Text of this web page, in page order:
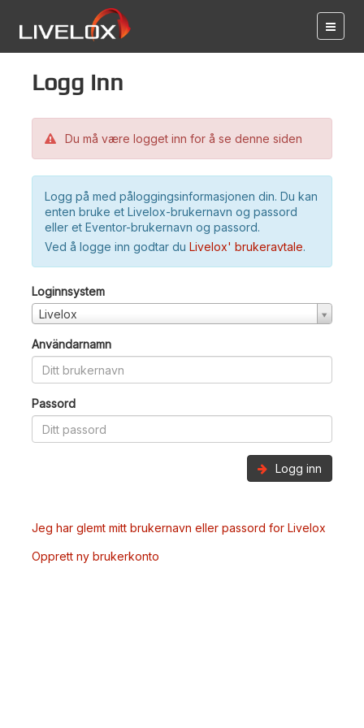
Logg inn
Du må være logget inn for å se denne siden
Logg på med påloggingsinformasjonen din. Du kan
enten bruke et Livelox-brukernavn og passord
eller et Eventor-brukernavn og passord.
Ved å logge inn godtar du Livelox' brukeravtale.
Loginnsystem
Livelox
Användarnamn
Passord
Logg inn
Jeg har glemt mitt brukernavn eller passord for Livelox
Opprett ny brukerkonto